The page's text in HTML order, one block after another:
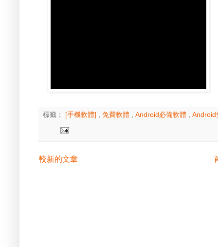
標籤： [手機軟體] 免費軟體 Android必備軟體 Android
較新的文章